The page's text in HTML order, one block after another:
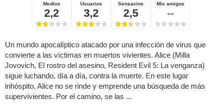
Medios
2,2
Usuarios
3,2
Sensacine
2,5
Mis amigos
--
Un mundo apocalíptico atacado por una infección de virus que
convierte a las víctimas en muertos vivientes. Alice (Milla
Jovovich, El rostro del asesino, Resident Evil 5: La venganza)
sigue luchando, día a día, contra la muerte. En este lugar
inhóspito, Alice no se rinde y emprende una búsqueda de más
supervivientes. Por el camino, se las ...